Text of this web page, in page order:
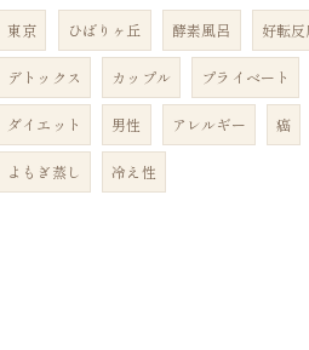
東京 ひばりヶ丘 酵素風呂 好転反
デトックス カップル プライベート
ダイエット 男性 アレルギー 癌
よもぎ蒸し 冷え性